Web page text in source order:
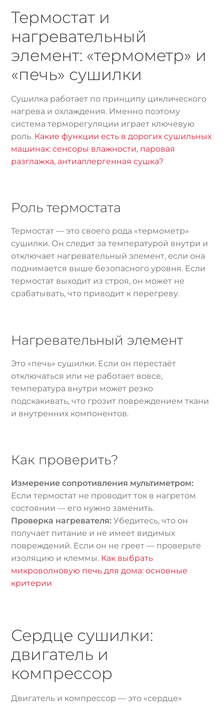
Термостат и
нагревательный
элемент: «термометр» и
«печь» сушилки
Сушилка работает по принципу циклического
нагрева и охлаждения. Именно поэтому
система терморегуляции играет ключевую
роль. Какие функции есть в дорогих сушильных
машинах: сенсоры влажности, паровая
разглажка, антиаллергенная сушка?
Роль термостата
Термостат — это своего рода «термометр»
сушилки. Он следит за температурой внутри и
отключает нагревательный элемент, если она
поднимается выше безопасного уровня. Если
термостат выходит из строя, он может не
срабатывать, что приводит к перегреву.
Нагревательный элемент
Это «печь» сушилки. Если он перестаёт
отключаться или не работает вовсе,
температура внутри может резко
подскакивать, что грозит повреждением ткани
и внутренних компонентов.
Как проверить?
Измерение сопротивления мультиметром:
Если термостат не проводит ток в нагретом
состоянии — его нужно заменить.
Проверка нагревателя: Убедитесь, что он
получает питание и не имеет видимых
повреждений. Если он не греет — проверьте
изоляцию и клеммы. Как выбрать
микроволновую печь для дома: основные
критерии
Сердце сушилки:
двигатель и
компрессор
Двигатель и компрессор — это «сердце»